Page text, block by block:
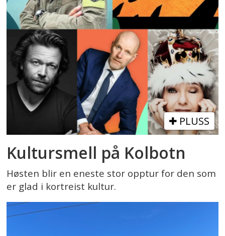
PLUSS
Kultursmell på Kolbotn
Høsten blir en eneste stor opptur for den som
er glad i kortreist kultur.